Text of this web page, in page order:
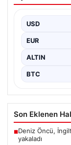
{ “title”:
Karadeniz’de…
USD
EUR
ALTIN
BTC
Son Eklenen
■Deniz Öncü,
yakaladı